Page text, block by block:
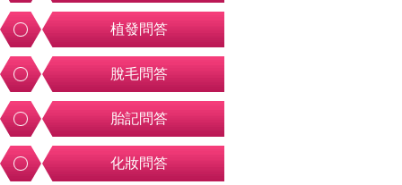
植發問答
脫毛問答
胎記問答
化妝問答